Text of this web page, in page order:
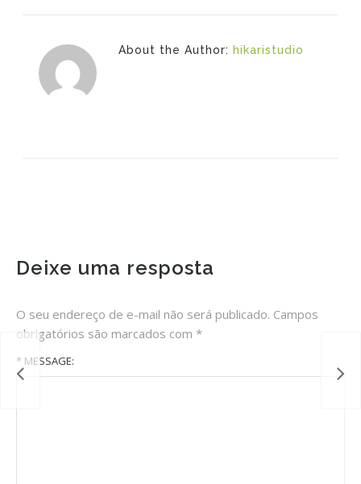
About the Author: hikaristudio
Deixe uma resposta
O seu endereço de e-mail não será publicado. Campos
obrigatórios são marcados com *
* MESSAGE: